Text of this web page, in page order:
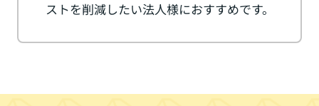
ストを削減したい法人様におすすめです。